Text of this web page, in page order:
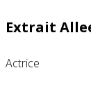
Extrait
Actrice